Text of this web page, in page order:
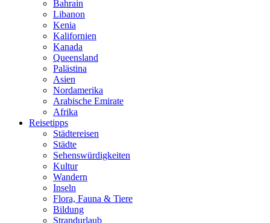
Bahrain
Libanon
Kenia
Kalifornien
Kanada
Queensland
Palästina
Asien
Nordamerika
Arabische Emirate
Afrika
Reisetipps
Städtereisen
Städte
Sehenswürdigkeiten
Kultur
Wandern
Inseln
Flora, Fauna & Tiere
Bildung
Strandurlaub